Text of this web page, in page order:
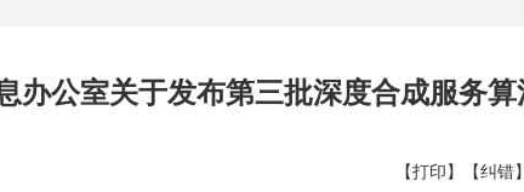
办公室关于发布第三批深度合成服务
【打印】 【纠错】